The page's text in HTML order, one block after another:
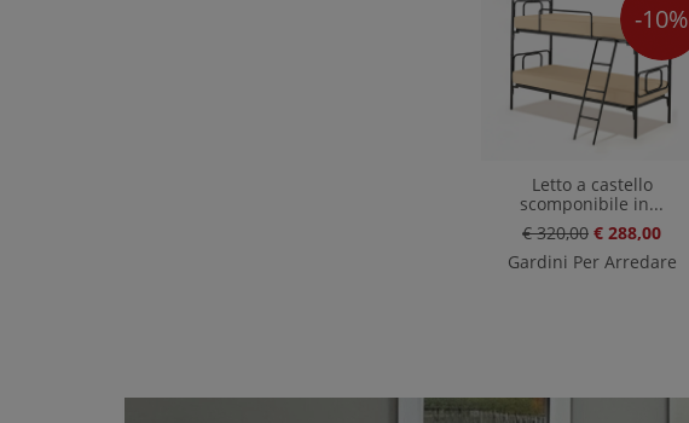
-10%
Letto a castello
scomponibile in...
€ 320,00 € 288,00
Gardini Per Arredare